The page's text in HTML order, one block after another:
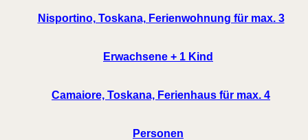
Nisportino, Toskana, Ferienwohnung für max. 3
Erwachsene + 1 Kind
Camaiore, Toskana, Ferienhaus für max. 4
Personen